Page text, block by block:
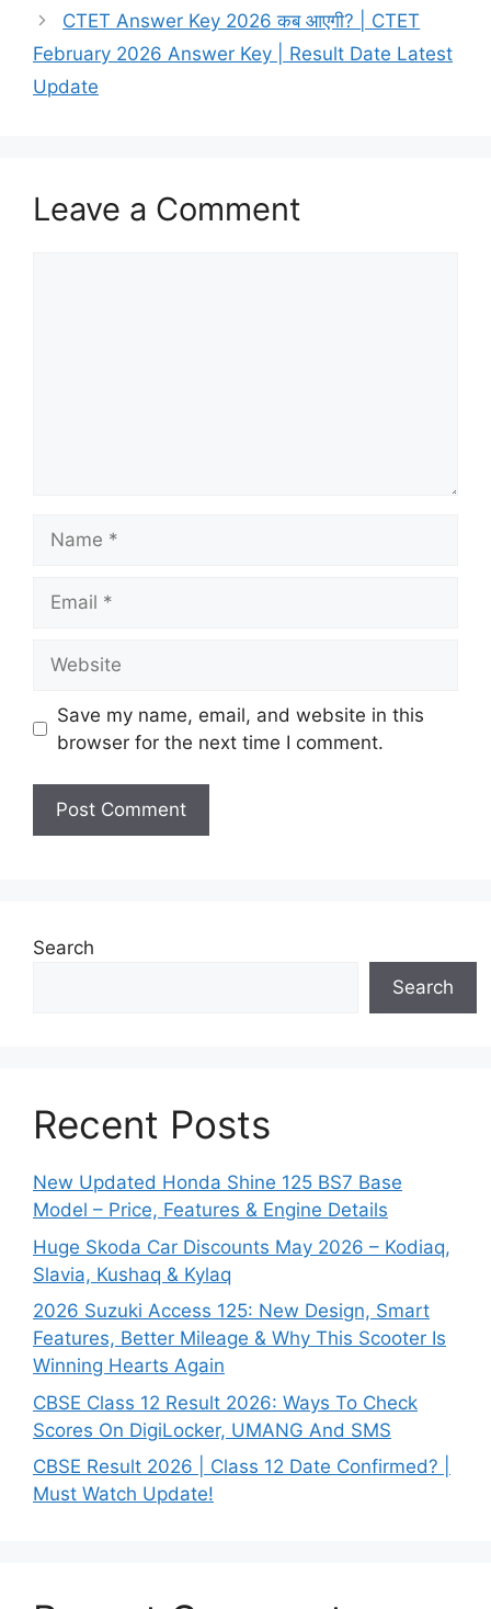
CTET Answer Key 2026 कब आएगी? | CTET
February 2026 Answer Key | Result Date Latest
Update
Leave a Comment
Save my name, email, and website in this
browser for the next time I comment.
Search
Search
Recent Posts
New Updated Honda Shine 125 BS7 Base
Model – Price, Features & Engine Details
Huge Skoda Car Discounts May 2026 – Kodiaq,
Slavia, Kushaq & Kylaq
2026 Suzuki Access 125: New Design, Smart
Features, Better Mileage & Why This Scooter Is
Winning Hearts Again
CBSE Class 12 Result 2026: Ways To Check
Scores On DigiLocker, UMANG And SMS
CBSE Result 2026 | Class 12 Date Confirmed? |
Must Watch Update!